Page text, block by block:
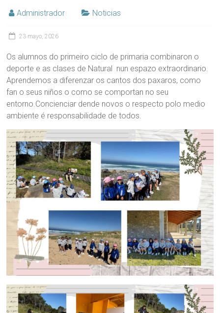
Administrador Noticias
23 mayo, 2026
Os alumnos do primeiro ciclo de primaria combinaron o
deporte e as clases de Natural nun espazo extraordinario.
Aprendemos a diferenzar os cantos dos paxaros, como
fan o seus niños o como se comportan no seu
entorno.Concienciar dende novos o respecto polo medio
ambiente é responsabilidade de todos.